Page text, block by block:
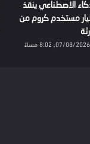
الاصطناعي ينقذ
مستخدم كروم من
07/08/2026, 8:02 مساءً